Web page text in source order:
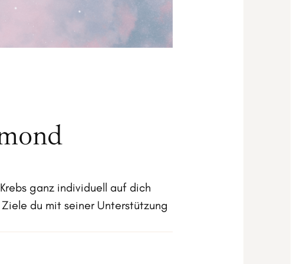
ganz individuell auf dich
du mit seiner Unterstützung